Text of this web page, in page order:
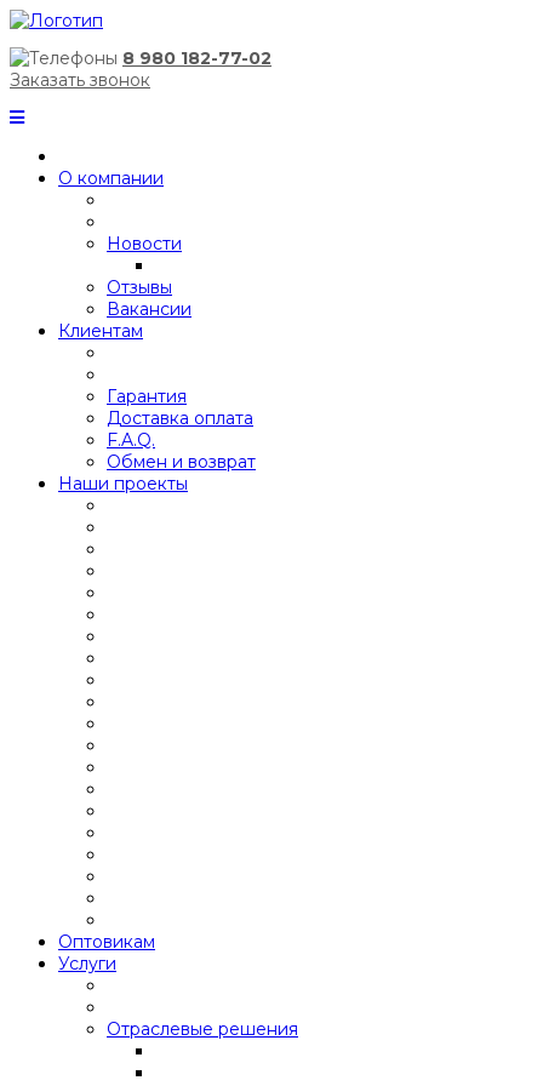
8 980 182-77-02
Заказать звонок
О компании
Новости
Отзывы
Вакансии
Клиентам
Гарантия
Доставка оплата
F.A.Q.
Обмен и возврат
Наши проекты
Оптовикам
Услуги
Отраслевые решения